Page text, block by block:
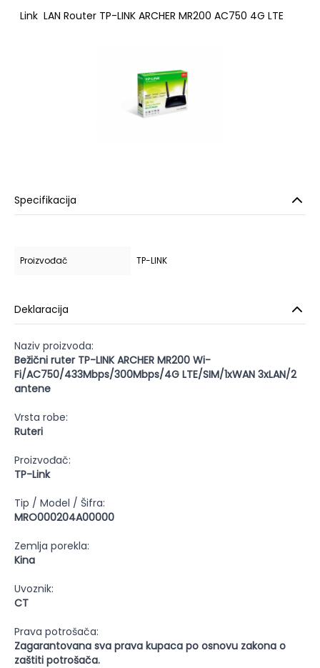
Link LAN Router TP-LINK ARCHER MR200 AC750 4G LTE
Specifikacija
Proizvođač TP-LINK
Deklaracija
Naziv proizvoda:
Bežični ruter TP-LINK ARCHER MR200 Wi-
Fi/AC750/433Mbps/300Mbps/4G LTE/SIM/1xWAN 3xLAN/2
antene
Vrsta robe:
Ruteri
Proizvođač:
TP-Link
Tip / Model / Šifra:
MRO000204A00000
Zemlja porekla:
Kina
Uvoznik:
CT
Prava potrošača:
Zagarantovana sva prava kupaca po osnovu zakona o
zaštiti potrošača.